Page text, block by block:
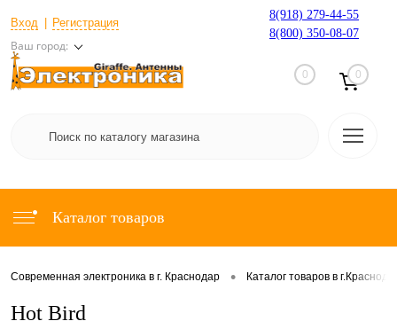
Вход Регистрация
Ваш город:
8(918) 279-44-55
8(800) 350-08-07
0 0
Каталог товаров
Современная электроника в г. Краснодар • Каталог товаров в
Hot Bird